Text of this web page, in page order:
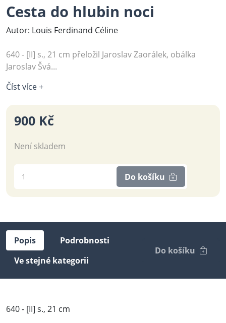
Cesta do hlubin noci
Autor: Louis Ferdinand Céline
640 - [II] s., 21 cm přeložil Jaroslav Zaorálek, obálka
Jaroslav Švá...
Číst více +
900 Kč
Není skladem
Do košíku
Popis
Podrobnosti
Ve stejné kategorii
Do košíku
640 - [II] s., 21 cm